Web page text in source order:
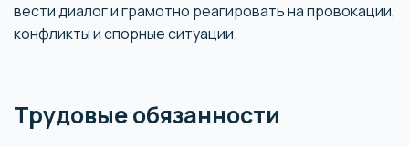
вести диалог и грамотно реагировать на провокации,
конфликты и спорные ситуации.
Трудовые обязанности